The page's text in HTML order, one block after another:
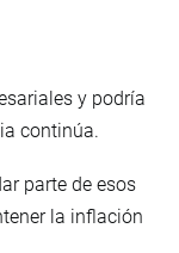
y podría
continúa.
parte de esos
la inflación